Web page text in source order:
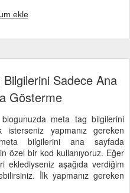
ekle
Sadece Ana
Gösterme
blogunuzda meta tag bilgilerini
yapmanız gereken
bilgilerini ana sayfada
özel bir kod kullanıyoruz. Eğer
aşağıda verdiğim
İlk yapmanız gereken